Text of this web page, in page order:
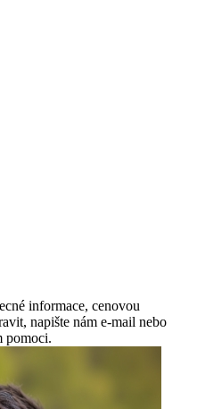
informace, cenovou
napište nám e-mail nebo
pomoci.